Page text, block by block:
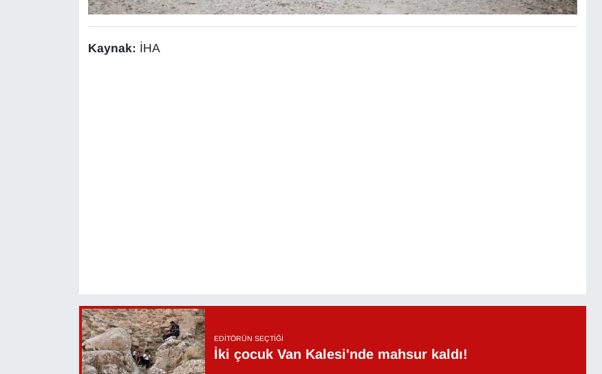
Kaynak: İHA
EDITÖRÜN SEÇTIĞI
İki çocuk Van Kalesi'nde mahsur kaldı!